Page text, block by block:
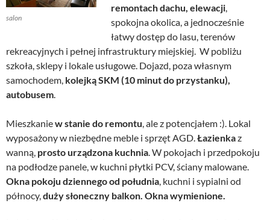
salon
remontach dachu, elewacji,
spokojna okolica, a jednocześnie
łatwy dostęp do lasu, terenów
rekreacyjnych i pełnej infrastruktury miejskiej. W pobliżu
szkoła, sklepy i lokale usługowe. Dojazd, poza własnym
samochodem, kolejką SKM (10 minut do przystanku),
autobusem.
Mieszkaniew stanie do remontu, ale z potencjałem :). Lokal
wyposażony w niezbędne meble i sprzęt AGD.Łazienkaz
wanną, prosto urządzona kuchnia. W pokojach i przedpokoju
na podłodze panele, w kuchni płytki PCV, ściany malowane.
Okna pokoju dziennego od południa, kuchni i sypialni od
północy,duży słoneczny balkon. Okna wymienione.